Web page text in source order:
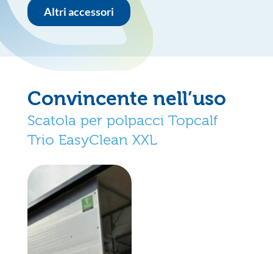
Altri accessori
Convincente nell’uso
Scatola per polpacci Topcalf
Trio EasyClean XXL